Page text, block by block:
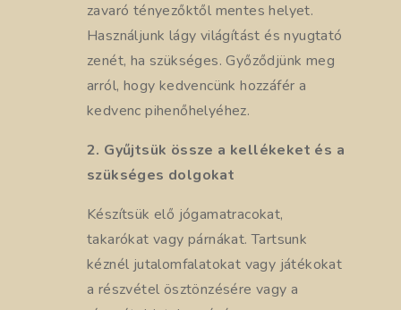
zavaró tényezőktől mentes helyet.
Használjunk lágy világítást és nyugtató
zenét, ha szükséges. Győződjünk meg
arról, hogy kedvencünk hozzáfér a
kedvenc pihenőhelyéhez.
2. Gyűjtsük össze a kellékeket és a
szükséges dolgokat
Készítsük elő jógamatracokat,
takarókat vagy párnákat. Tartsunk
kéznél jutalomfalatokat vagy játékokat
a részvétel ösztönzésére vagy a